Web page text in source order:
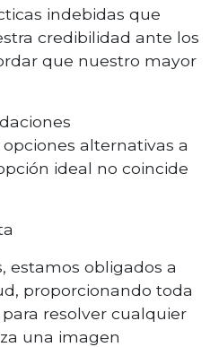
indebidas que
credibilidad ante los
que nuestro mayor
alternativas a
ideal no coincide
estamos obligados a
proporcionando toda
resolver cualquier
una imagen